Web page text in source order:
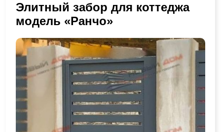
Элитный забор для коттеджа
модель «Ранчо»